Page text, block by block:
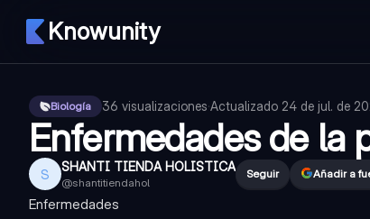
Knowunity
Biología 36 visualizaciones·Actualizado 24 de jul. de
Enfermedades de la
S SHANTI TIENDA HOLISTICA
@shantitiendahol
Seguir Añadir a
Enfermedades